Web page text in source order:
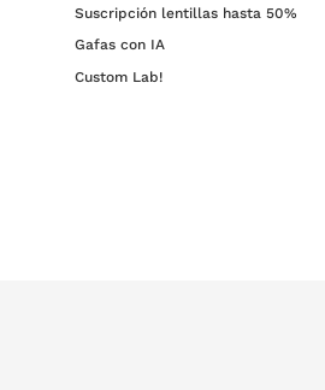
Suscripción lentillas hasta 50%
Gafas con IA
Custom Lab!